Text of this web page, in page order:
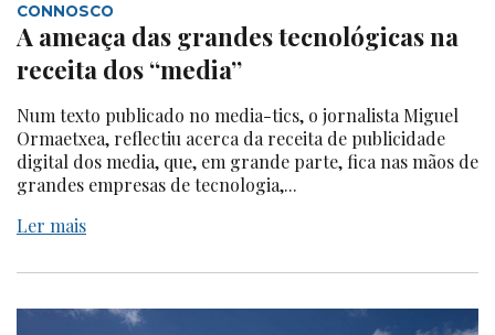
CONNOSCO
A ameaça das grandes tecnológicas na
receita dos “media”
Num texto publicado no media-tics, o jornalista Miguel
Ormaetxea, reflectiu acerca da receita de publicidade
digital dos media, que, em grande parte, fica nas mãos de
grandes empresas de tecnologia,...
Ler mais